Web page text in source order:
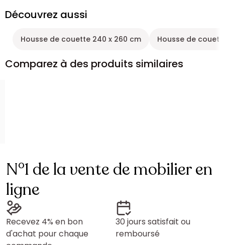
Découvrez aussi
Housse de couette 240 x 260 cm Housse de
Comparez à des produits similaires
N°1 de la vente de mobilier en
ligne
Recevez 4% en bon
d'achat pour chaque
30 jours satisfait ou
remboursé